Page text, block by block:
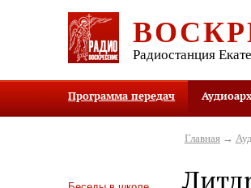
Радиостанция
Программа передач
Главная→